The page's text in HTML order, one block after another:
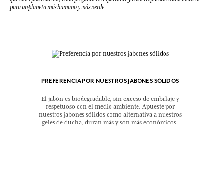
para un planeta más humano y más verde
PREFERENCIA POR NUESTROS JABONES SÓLIDOS
El jabón es biodegradable, sin exceso de embalaje y
respetuoso con el medio ambiente. Apueste por
nuestros jabones sólidos como alternativa a nuestros
geles de ducha, duran más y son más económicos.